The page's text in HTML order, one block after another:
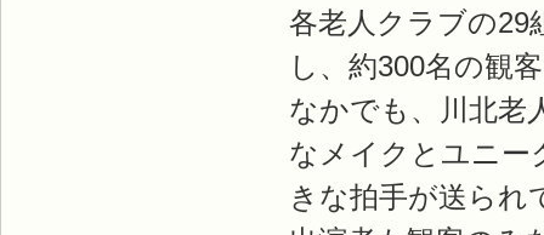
各老人クラブの29
し、約300名の観
なかでも、川北老
なメイクとユニー
きな拍手が送られ